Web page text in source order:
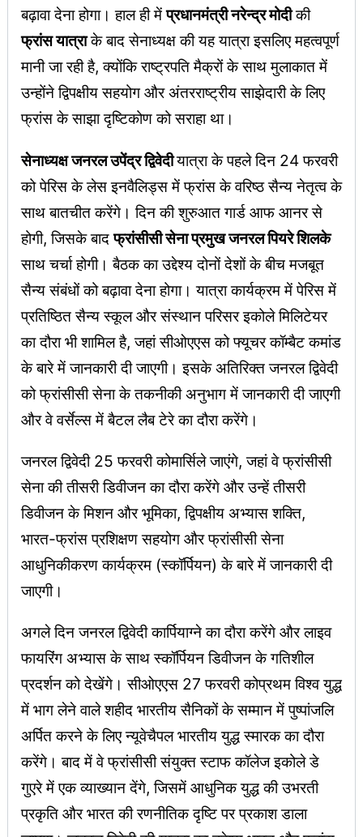
बढ़ावा देना होगा। हाल ही मेंप्रधानमंत्री नरेन्द्र मोदीकी
फ्रांस यात्राके बाद सेनाध्यक्ष की यह यात्रा इसलिए महत्वपूर्ण
मानी जा रही है, क्योंकि राष्ट्रपति मैक्रों के साथ मुलाकात में
उन्होंने द्विपक्षीय सहयोग और अंतरराष्ट्रीय साझेदारी के लिए
फ्रांस के साझा दृष्टिकोण को सराहा था।
सेनाध्यक्ष जनरल उपेंद्र द्विवेदीयात्रा के पहले दिन 24 फरवरी
को पेरिस के लेस इनवैलिड्स में फ्रांस के वरिष्ठ सैन्य नेतृत्व के
साथ बातचीत करेंगे। दिन की शुरुआत गार्ड आफ आनर से
होगी, जिसके बादफ्रांसीसी सेना प्रमुख जनरल पियरे शिलके
साथ चर्चा होगी। बैठक का उद्देश्य दोनों देशों के बीच मजबूत
सैन्य संबंधों को बढ़ावा देना होगा। यात्रा कार्यक्रम में पेरिस में
प्रतिष्ठित सैन्य स्कूल और संस्थान परिसर इकोले मिलिटेयर
का दौरा भी शामिल है, जहां सीओएएस को फ्यूचर कॉम्बैट कमांड
के बारे में जानकारी दी जाएगी। इसके अतिरिक्त जनरल द्विवेदी
को फ्रांसीसी सेना के तकनीकी अनुभाग में जानकारी दी जाएगी
और वे वर्सेल्स में बैटल लैब टेरे का दौरा करेंगे।
जनरल द्विवेदी 25 फरवरी कोमार्सिले जाएंगे, जहां वे फ्रांसीसी
सेना की तीसरी डिवीजन का दौरा करेंगे और उन्हें तीसरी
डिवीजन के मिशन और भूमिका, द्विपक्षीय अभ्यास शक्ति,
भारत-फ्रांस प्रशिक्षण सहयोग और फ्रांसीसी सेना
आधुनिकीकरण कार्यक्रम (स्कॉर्पियन) के बारे में जानकारी दी
जाएगी।
अगले दिन जनरल द्विवेदी कार्पियाग्ने का दौरा करेंगे और लाइव
फायरिंग अभ्यास के साथ स्कॉर्पियन डिवीजन के गतिशील
प्रदर्शन को देखेंगे। सीओएएस 27 फरवरी कोप्रथम विश्व युद्ध
में भाग लेने वाले शहीद भारतीय सैनिकों के सम्मान में पुष्पांजलि
अर्पित करने के लिए न्यूवेचैपल भारतीय युद्ध स्मारक का दौरा
करेंगे। बाद में वे फ्रांसीसी संयुक्त स्टाफ कॉलेज इकोले डे
गुएरे में एक व्याख्यान देंगे, जिसमें आधुनिक युद्ध की उभरती
प्रकृति और भारत की रणनीतिक दृष्टि पर प्रकाश डाला